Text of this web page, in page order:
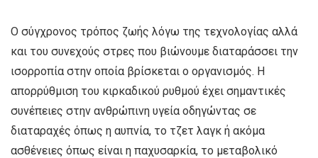
Ο σύγχρονος τρόπος ζωής λόγω της τεχνολογίας αλλά
και του συνεχούς στρες που βιώνουμε διαταράσσει την
ισορροπία στην οποία βρίσκεται ο οργανισμός. Η
απορρύθμιση του κιρκαδικού ρυθμού έχει σημαντικές
συνέπειες στην ανθρώπινη υγεία οδηγώντας σε
διαταραχές όπως η αυπνία, το τζετ λαγκ ή ακόμα
ασθένειες όπως είναι η παχυσαρκία, το μεταβολικό